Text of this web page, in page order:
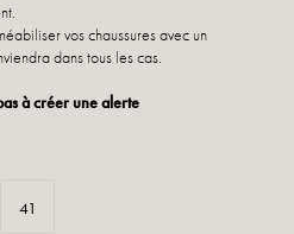
vos chaussures avec un
dans tous les cas.
à créer une alerte
41